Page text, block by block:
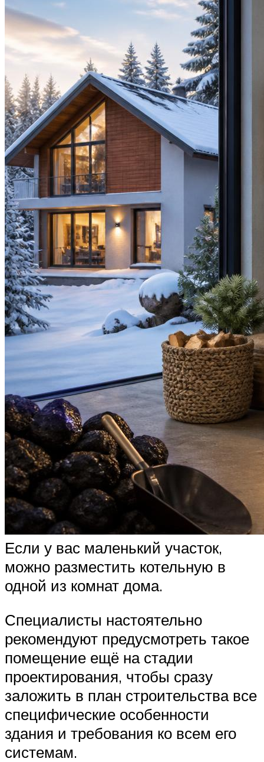
Если у вас маленький участок,
можно разместить котельную в
одной из комнат дома.
Специалисты настоятельно
рекомендуют предусмотреть такое
помещение ещё на стадии
проектирования, чтобы сразу
заложить в план строительства все
специфические особенности
здания и требования ко всем его
системам.